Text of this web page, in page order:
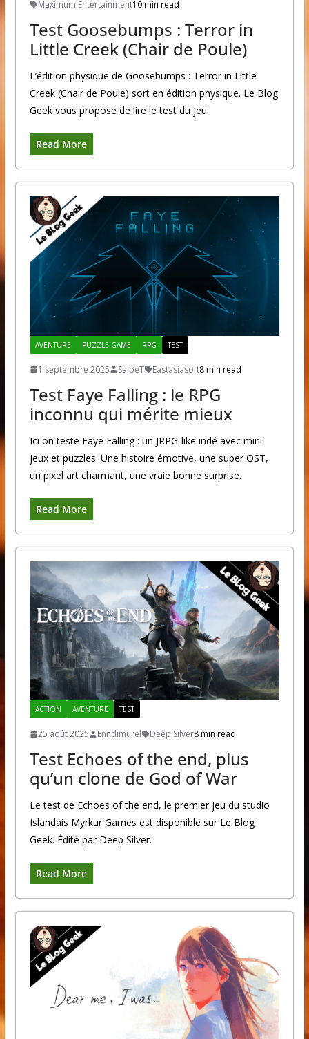
Maximum Entertainment10 min read
Test Goosebumps : Terror in
Little Creek (Chair de Poule)
L’édition physique de Goosebumps : Terror in Little
Creek (Chair de Poule) sort en édition physique. Le Blog
Geek vous propose de lire le test du jeu.
Read More
AVENTURE PUZZLE-GAME RPG TEST
1 septembre 2025 SalbeT Eastasiasoft8 min read
Test Faye Falling : le RPG
inconnu qui mérite mieux
Ici on teste Faye Falling : un JRPG-like indé avec mini-
jeux et puzzles. Une histoire émotive, une super OST,
un pixel art charmant, une vraie bonne surprise.
Read More
ACTION AVENTURE TEST
25 août 2025 Enndimurel Deep Silver8 min read
Test Echoes of the end, plus
qu’un clone de God of War
Le test de Echoes of the end, le premier jeu du studio
Islandais Myrkur Games est disponible sur Le Blog
Geek. Édité par Deep Silver.
Read More